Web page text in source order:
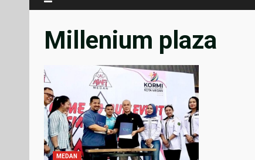
Millenium plaza
MEDAN